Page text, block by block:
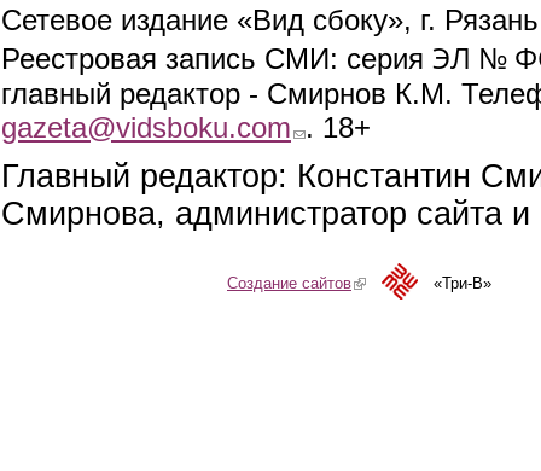
Сетевое издание «Вид сбоку», г.
Реестровая запись СМИ: серия ЭЛ №
главный редактор - Смирнов К.М.
gazeta@vidsboku.com (link sends e-mail)
. 18+
Главный редактор: Константин
Смирнова, администратор сайта
Создание сайтов(link is external)«Три-В»